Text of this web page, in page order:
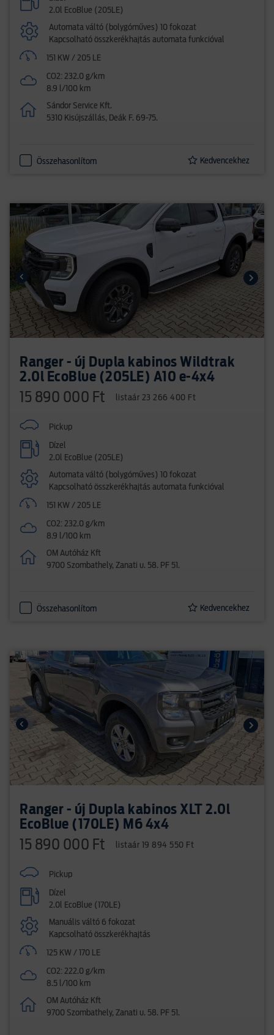
2.0l EcoBlue (205LE)
Automata váltó (bolygóműves) 10 fokozat
Kapcsolható összkerékhajtás automata funkcióval
151 KW / 205 LE
CO2: 232.0 g/km
8.9 l/100 km
Sándor Service Kft.
5310 Kisújszállás, Deák F. 69-75.
Összehasonlítom Kedvencekhez
Ranger - új Dupla kabinos Wildtrak
2.0l EcoBlue (205LE) A10 e-4x4
15 890 000 Ft listaár 23 266 400 Ft
Pickup
Dízel
2.0l EcoBlue (205LE)
Automata váltó (bolygóműves) 10 fokozat
Kapcsolható összkerékhajtás automata funkcióval
151 KW / 205 LE
CO2: 232.0 g/km
8.9 l/100 km
OM Autóház Kft
9700 Szombathely, Zanati u. 58. PF 51.
Összehasonlítom Kedvencekhez
Ranger - új Dupla kabinos XLT 2.0l
EcoBlue (170LE) M6 4x4
15 890 000 Ft listaár 19 894 550 Ft
Pickup
Dízel
2.0l EcoBlue (170LE)
Manuális váltó 6 fokozat
Kapcsolható összkerékhajtás
125 KW / 170 LE
CO2: 222.0 g/km
8.5 l/100 km
OM Autóház Kft
9700 Szombathely, Zanati u. 58. PF 51.